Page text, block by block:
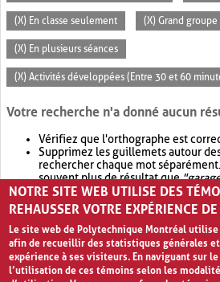
(X) En classe seulement (X) Grand
(X) En plusieurs séances
(X) Activités développées (Entre 30 et 60
Votre recherche n'a donné aucun
Vérifiez que l'orthographe est
Supprimez les guillemets autour
rechercher chaque mot séparément.
souvent plus de résultat que
Envisagez d'élargir votre recherche
retournera souvent plus de résultat
NOTRE SITE WEB UTILISE DES
REHAUSSER VOTRE EXPÉRIENCE
Le site web de Polytechnique Montréal
afin de recueillir des statistiques générales
expérience à ses visiteurs. En naviguant sur
l’utilisation de ces témoins selon les